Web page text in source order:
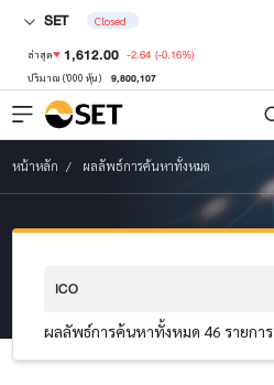
SET Closed
ล่าสุด 1,612.00 -2.64 (-0.16%)
ปริมาณ ('000 หุ้น) 9,800,107
หน้าหลัก ผลลัพธ์การค้นหาทั้งหมด
ผลลัพธ์การค้นหาทั้งหมด 46 รายการ